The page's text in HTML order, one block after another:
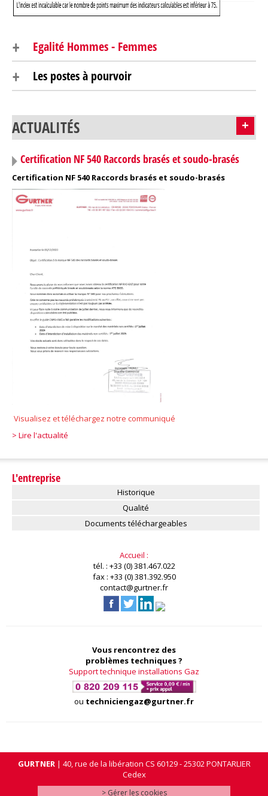
+ Egalité Hommes - Femmes
+ Les postes à pourvoir
+
ACTUALITÉS
Certification NF 540 Raccords brasés et soudo-brasés
Certification NF 540 Raccords brasés et soudo-brasés
Visualisez ettéléchargez notre communiqué
> Lire l'actualité
L'entreprise
Historique
Qualité
Documents téléchargeables
Accueil :
tél. : +33 (0) 381.467.022
fax : +33 (0) 381.392.950
contact@gurtner.fr
Vous rencontrez des
problèmes techniques ?
Support technique installations Gaz
ou techniciengaz@gurtner.fr
GURTNER| 40, rue de la libération CS 60129 - 25302 PONTARLIER
Cedex
> Gérer les cookies